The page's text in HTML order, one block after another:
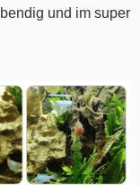
und im super